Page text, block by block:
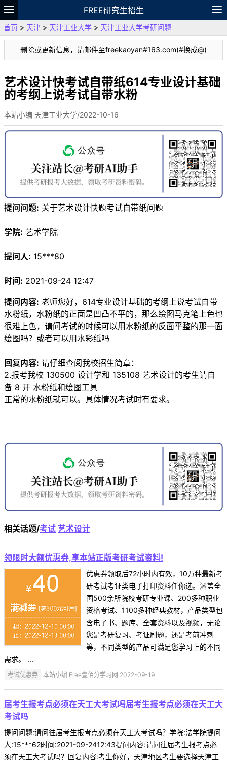
FREE研究生招生
题库
故事 专题 APP 笔记
论坛
VIP
资料
首页 > 天津 > 天津工业大学 > 天津工业大学考研问题
删除或更新信息，请邮件至freekaoyan#163.com(#换成@)
艺术设计快考试自带纸614专业设计基础
的考纲上说考试自带水粉
本站小编 天津工业大学/2022-10-16
提问问题: 关于艺术设计快题考试自带纸问题
学院: 艺术学院
提问人: 15***80
时间: 2021-09-24 12:47
提问内容: 老师您好，614专业设计基础的考纲上说考试自带
水粉纸，水粉纸的正面是凹凸不平的，那么绘图马克笔上色也
很难上色，请问考试的时候可以用水粉纸的反面平整的那一面
绘图吗？或者可以用水彩纸吗
回复内容: 请仔细查阅我校招生简章：
2.报考我校 130500 设计学和 135108 艺术设计的考生请自
备 8 开 水粉纸和绘图工具
正常的水粉纸就可以。具体情况考试时有要求。
相关话题/考试 艺术设计
领限时大额优惠券,享本站正版考研考试资料!
优惠券领取后72小时内有效，10万种最新考
研考试考证类电子打印资料任你选。涵盖全
国500余所院校考研专业课、200多种职业
资格考试、1100多种经典教材，产品类型包
含电子书、题库、全套资料以及视频，无论
您是考研复习、考证刷题，还是考前冲刺
等，不同类型的产品可满足您学习上的不同
需求。 ...
考试优惠券 本站小编 Free壹佰分学习网 2022-09-19
届考生报考点必须在天工大考试吗届考生报考点必须在天工大
考试吗
提问问题:请问往届考生报考点必须在天工大考试吗？学院:法学院提问
人:15***62时间:2021-09-2412:43提问内容:请问往届考生报考点必
须在天工大考试吗？回复内容:考生你好，天津地区考生要选择天津工